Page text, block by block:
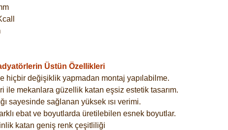
Üstün Özellikleri
hiçbir değişiklik yapmadan montaj yapılabilme.
ile mekanlara güzellik katan eşsiz estetik tasarım.
sayesinde sağlanan yüksek ısı verimi.
ebat ve boyutlarda üretilebilen esnek boyutlar.
katan geniş renk çeşitliliği